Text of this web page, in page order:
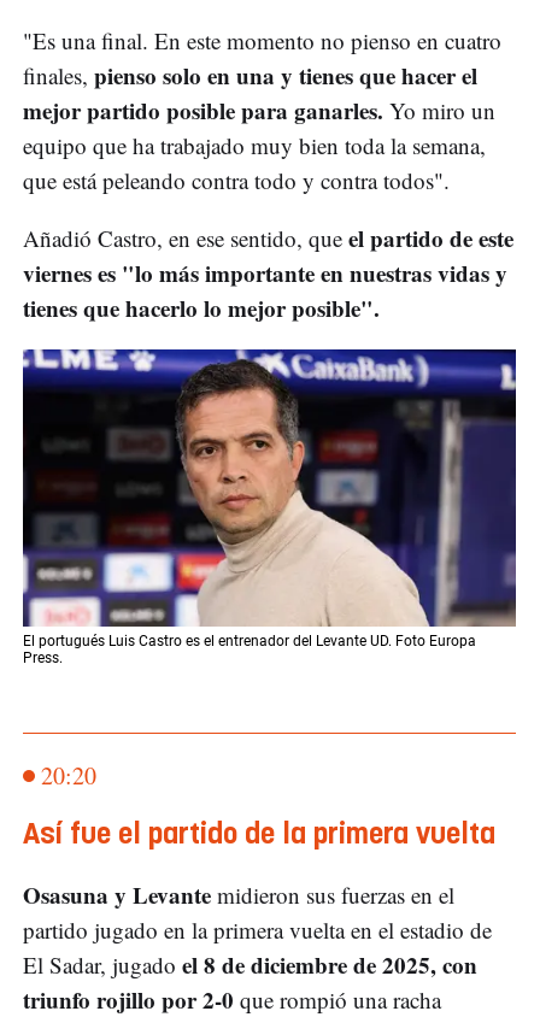
"Es una final. En este momento no pienso en cuatro
finales, pienso solo en una y tienes que hacer el
mejor partido posible para ganarles. Yo miro un
equipo que ha trabajado muy bien toda la semana,
que está peleando contra todo y contra todos".
Añadió Castro, en ese sentido, que el partido de este
viernes es "lo más importante en nuestras vidas y
tienes que hacerlo lo mejor posible".
El portugués Luis Castro es el entrenador del Levante UD. Foto Europa
Press.
20:20
Así fue el partido de la primera vuelta
Osasuna y Levante midieron sus fuerzas en el
partido jugado en la primera vuelta en el estadio de
El Sadar, jugado el 8 de diciembre de 2025, con
triunfo rojillo por 2-0 que rompió una racha